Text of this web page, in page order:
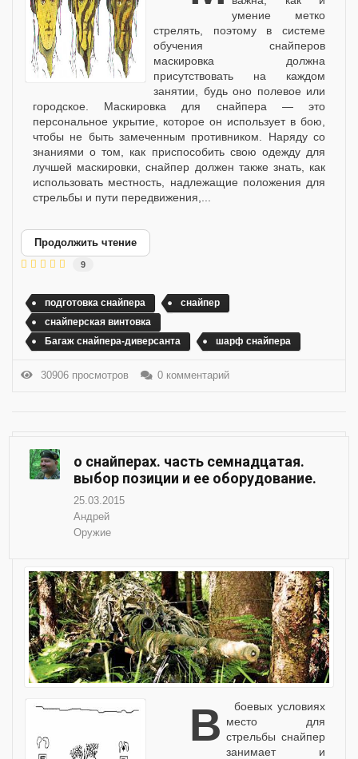
умение метко
стрелять, поэтому в системе
обучения снайперов
маскировка должна
присутствовать на каждом
занятии, будь оно полевое или
городское. Маскировка для снайпера — это
персональное укрытие, которое он использует в бою,
чтобы не быть замеченным противником. Наряду со
знаниями о том, как приспособить свою одежду для
лучшей маскировки, снайпер должен также знать, как
использовать местность, надлежащие положения для
стрельбы и пути передвижения,...
Продолжить чтение
9
подготовка снайпера
снайпер
снайперская винтовка
Багаж снайпера-диверсанта
шарф снайпера
30906 просмотров 0 комментарий
о снайперах. часть семнадцатая.
выбор позиции и ее оборудование.
25.03.2015
Андрей
Оружие
В боевых условиях место для
стрельбы снайпер
занимает и